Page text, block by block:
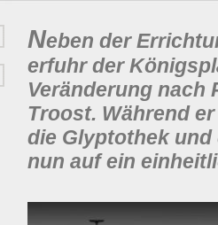
Neben der
erfuhr der
Veränderung nach
Troost. Während
die Glyptothek
nun auf ein